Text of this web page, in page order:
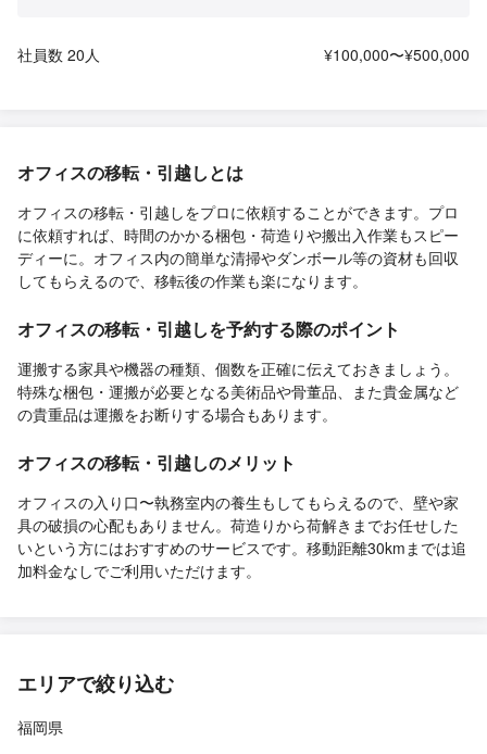
社員数 20人 ¥100,000〜¥500,000
オフィスの移転・引越しとは
オフィスの移転・引越しをプロに依頼することができます。プロ
に依頼すれば、時間のかかる梱包・荷造りや搬出入作業もスピー
ディーに。オフィス内の簡単な清掃やダンボール等の資材も回収
してもらえるので、移転後の作業も楽になります。
オフィスの移転・引越しを予約する際のポイント
運搬する家具や機器の種類、個数を正確に伝えておきましょう。
特殊な梱包・運搬が必要となる美術品や骨董品、また貴金属など
の貴重品は運搬をお断りする場合もあります。
オフィスの移転・引越しのメリット
オフィスの入り口〜執務室内の養生もしてもらえるので、壁や家
具の破損の心配もありません。荷造りから荷解きまでお任せした
いという方にはおすすめのサービスです。移動距離30kmまでは追
加料金なしでご利用いただけます。
エリアで絞り込む
福岡県